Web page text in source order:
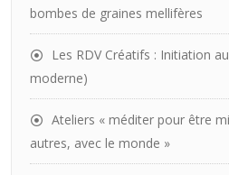
bombes de graines mellifères
Les RDV Créatifs : Initiation
moderne)
Ateliers « méditer pour être
autres, avec le monde »